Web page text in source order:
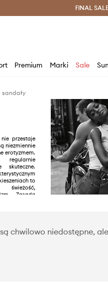
Oszczędzaj zFINAL
Premium Marki Sale
sandały
przestaje
niezmiennie
erotyzmem.
skuteczne.
to
Zasada
chwilowo niedostępne,